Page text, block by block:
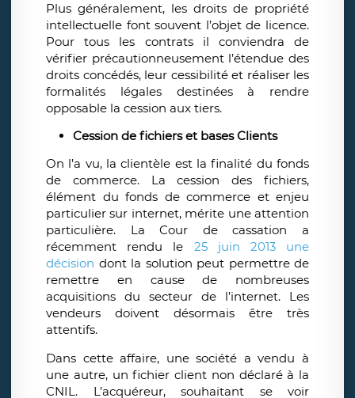
Plus généralement, les droits de propriété
intellectuelle font souvent l’objet de licence.
Pour tous les contrats il conviendra de
vérifier précautionneusement l’étendue des
droits concédés, leur cessibilité et réaliser les
formalités légales destinées à rendre
opposable la cession aux tiers.
Cession de fichiers et bases Clients
On l’a vu, la clientèle est la finalité du fonds
de commerce. La cession des fichiers,
élément du fonds de commerce et enjeu
particulier sur internet, mérite une attention
particulière. La Cour de cassation a
récemment rendu le 25 juin 2013 une
décision dont la solution peut permettre de
remettre en cause de nombreuses
acquisitions du secteur de l’internet. Les
vendeurs doivent désormais être très
attentifs.
Dans cette affaire, une société a vendu à
une autre, un fichier client non déclaré à la
CNIL. L’acquéreur, souhaitant se voir